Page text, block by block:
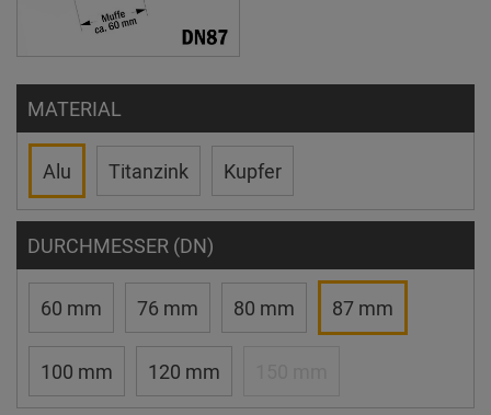
MATERIAL
Alu Titanzink Kupfer
DURCHMESSER (DN)
60 mm 76 mm 80 mm 87 mm
100 mm 120 mm